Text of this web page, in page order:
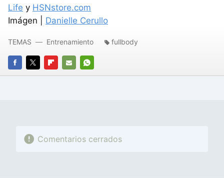
Life y HSNstore.com
Imágen | Danielle Cerullo
FACEBOOK
TWITTERFLIPBOARD
E-
WHATSAPP
TEMAS Entrenamiento fullbody
Comentarios cerrados